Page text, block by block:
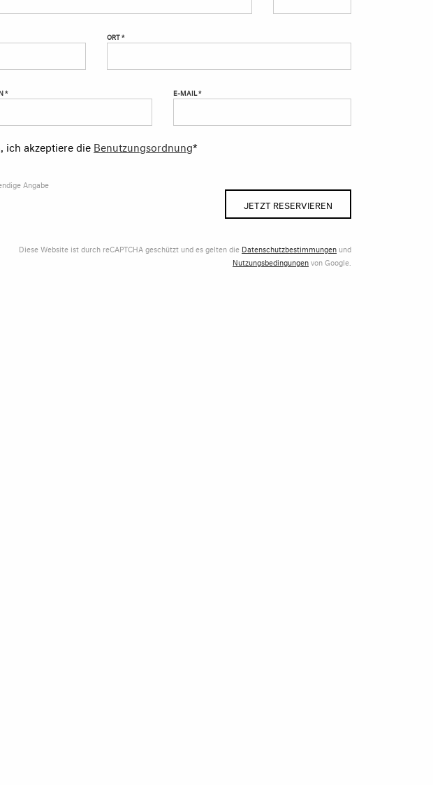
ORT *
* E-MAIL *
ich akzeptiere die Benutzungsordnung*
Angabe
JETZT RESERVIEREN
Diese Website ist durch reCAPTCHA geschützt und es gelten die Datenschutzbestimmungen und
Nutzungsbedingungenvon Google.